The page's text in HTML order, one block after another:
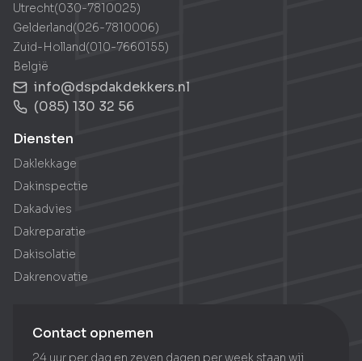
Utrecht(030-7810025)
Gelderland(026-7810006)
Zuid-Holland(010-7660155)
België
info@dspdakdekkers.nl
(085) 130 32 56
Diensten
Daklekkage
Dakinspectie
Dakadvies
Dakreparatie
Dakisolatie
Dakrenovatie
Contact opnemen
24 uur per dag en zeven dagen per week staan wij